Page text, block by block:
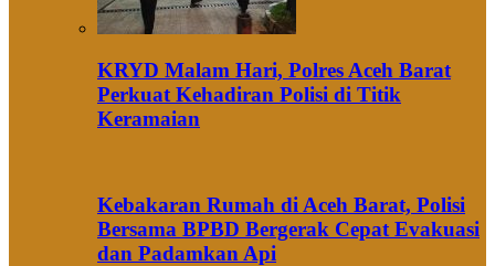
KRYD Malam Hari, Polres Aceh Barat
Perkuat Kehadiran Polisi di Titik
Keramaian
Kebakaran Rumah di Aceh Barat, Polisi
Bersama BPBD Bergerak Cepat Evakuasi
dan Padamkan Api